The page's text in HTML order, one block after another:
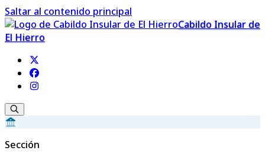
Saltar al contenido principal
Cabildo Insular de
El Hierro
Sección